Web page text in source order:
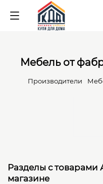
Мебель от
Производители
Разделы с
магазине